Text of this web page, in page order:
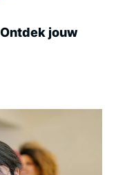
jouw